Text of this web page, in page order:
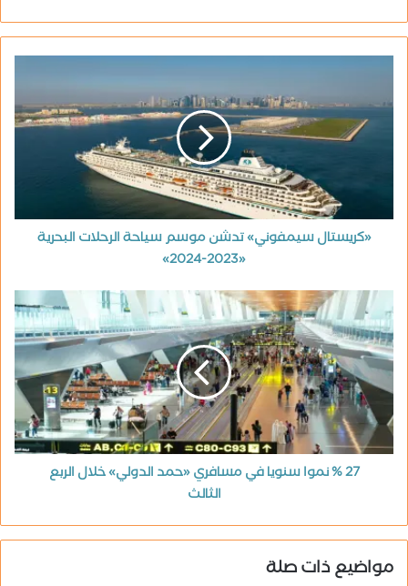
«كريستال سيمفوني» تدشن موسم سياحة الرحلات البحرية
«2023-2024»
27 % نموا سنويا في مسافري «حمد الدولي» خلال الربع
الثالث
مواضيع ذات صلة